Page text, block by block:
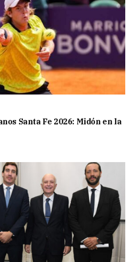
Santa Fe 2026: Midón en la